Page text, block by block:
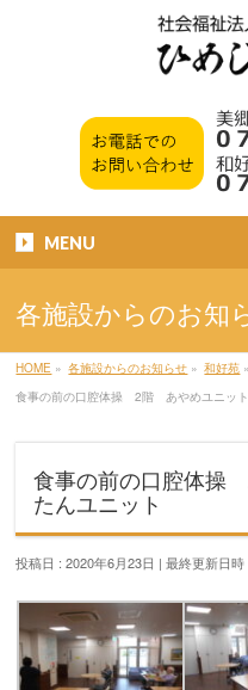
MENU
各施設からのお知
HOME » 各施設からのお知らせ » 和好苑 »
食事の前の口腔体操 2階 あやめユニッ
食事の前の口腔体
たんユニット
投稿日 : 2020年6月23日 最終更新日時